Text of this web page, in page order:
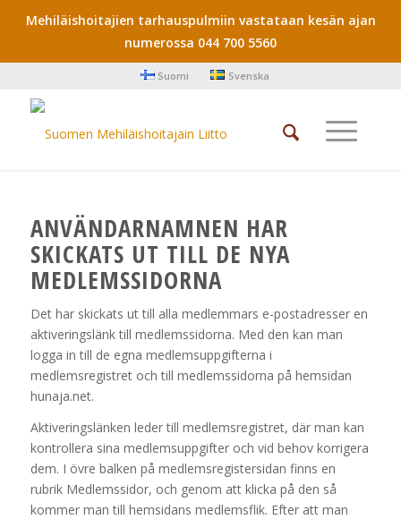
Mehiläishoitajien tarhauspulmiin vastataan kesän ajan
numerossa 044 700 5560
Suomi Svenska
ANVÄNDARNAMNEN HAR
SKICKATS UT TILL DE NYA
MEDLEMSSIDORNA
Det har skickats ut till alla medlemmars e-postadresser en
aktiveringslänk till medlemssidorna. Med den kan man
logga in till de egna medlemsuppgifterna i
medlemsregistret och till medlemssidorna på hemsidan
hunaja.net.
Aktiveringslänken leder till medlemsregistret, där man kan
kontrollera sina medlemsuppgifter och vid behov korrigera
dem. I övre balken på medlemsregistersidan finns en
rubrik Medlemssidor, och genom att klicka på den så
kommer man till hemsidans medlemsflik. Efter att man